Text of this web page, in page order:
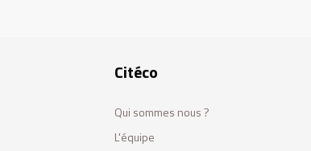
Citéco
Qui sommes nous ?
L'équipe